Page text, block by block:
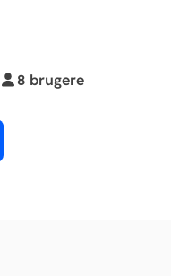
8 brugere